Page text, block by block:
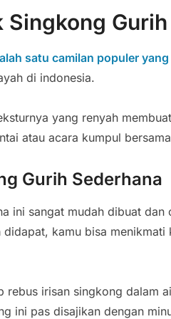
Singkong
satu camilan populer
di indonesia.
yang renyah
atau acara kumpul
Gurih Sederhana
ini sangat mudah dibuat
didapat, kamu bisa
rebus irisan singkong dalam
ini pas disajikan dengan